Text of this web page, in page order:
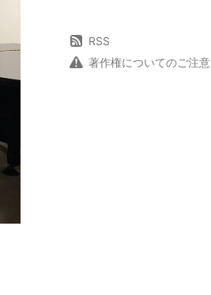
RSS
著作権についてのご注意